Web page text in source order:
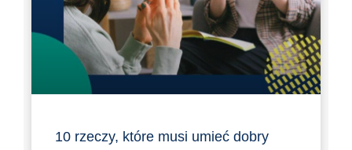
10 rzeczy, które musi umieć dobry